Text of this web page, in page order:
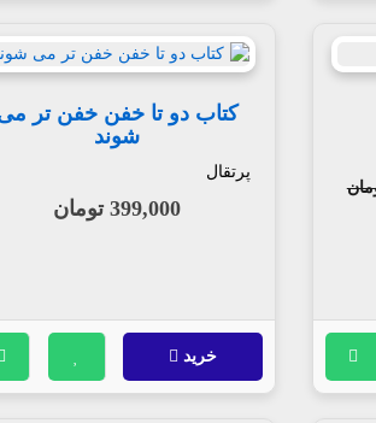
کتاب دو تا خفن خفن تر
شوند
پرتقال
399,000 تومان
خرید